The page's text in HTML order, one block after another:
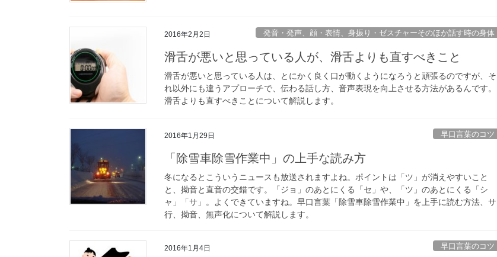
2016年2月2日 発音・発声、顔・表情、身振り・ゼスチャーそのほか話す時の身体
滑舌が悪いと思っている人が、滑舌よりも直すべきこと
滑舌が悪いと思っている人は、とにかく良く口が動くようになろうと頑張るのですが、そ
れ以外にも違うアプローチで、伝わる話し方、音声表現を向上させる方法があるんです。
滑舌よりも直すべきことについて解説します。
2016年1月29日 早口言葉のコツ
「除雪車除雪作業中」の上手な読み方
冬になるとこういうニュースも放送されますよね。ポイントは「ツ」が消えやすいこと
と、拗音と直音の交錯です。「ジョ」のあとにくる「セ」や、「ツ」のあとにくる「シ
ャ」「サ」。よくできていますね。早口言葉「除雪車除雪作業中」を上手に読む方法、サ
行、拗音、無声化について解説します。
2016年1月4日 早口言葉のコツ